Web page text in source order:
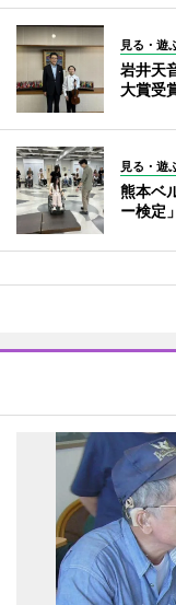
見る・遊
岩井天
大賞受
見る・遊
熊本ベ
ー検